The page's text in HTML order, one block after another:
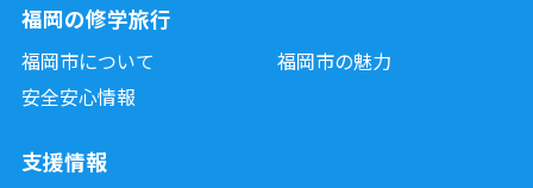
福岡の修学旅行
福岡市について
福岡市の魅力
安全安心情報
支援情報